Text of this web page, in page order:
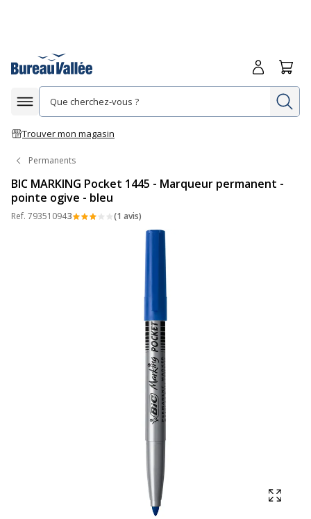
Afficher la navigation
Trouver mon magasin
Me
Permanents
BIC MARKING Pocket 1445 - Marqueur permanent -
pointe ogive - bleu
Ref. 793510943 (1 avis)